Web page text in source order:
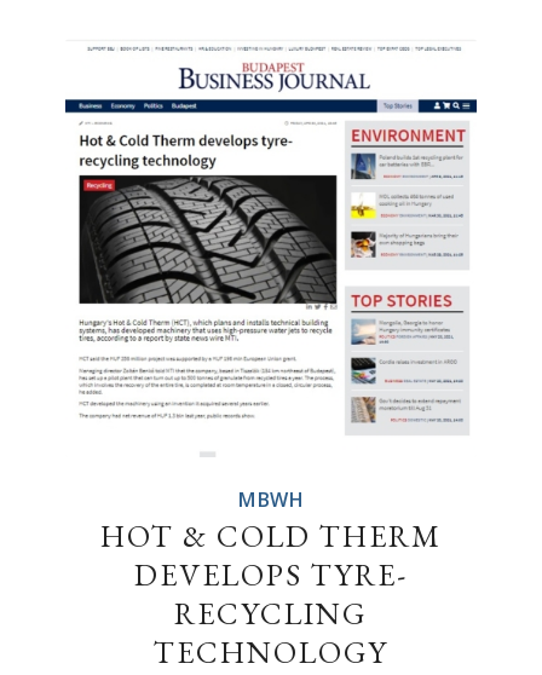
MBWH
HOT & COLD THERM
DEVELOPS TYRE-
RECYCLING
TECHNOLOGY